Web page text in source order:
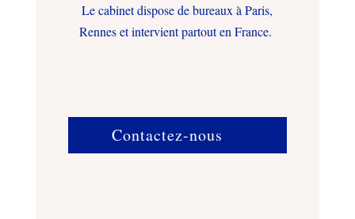
Le cabinet dispose de bureaux à Paris,
Rennes et intervient partout en France.
Contactez-nous